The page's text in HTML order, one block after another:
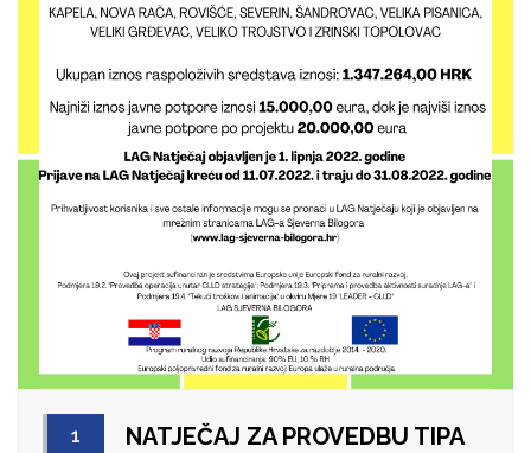
1
NATJEČAJ ZA PROVEDBU TIPA